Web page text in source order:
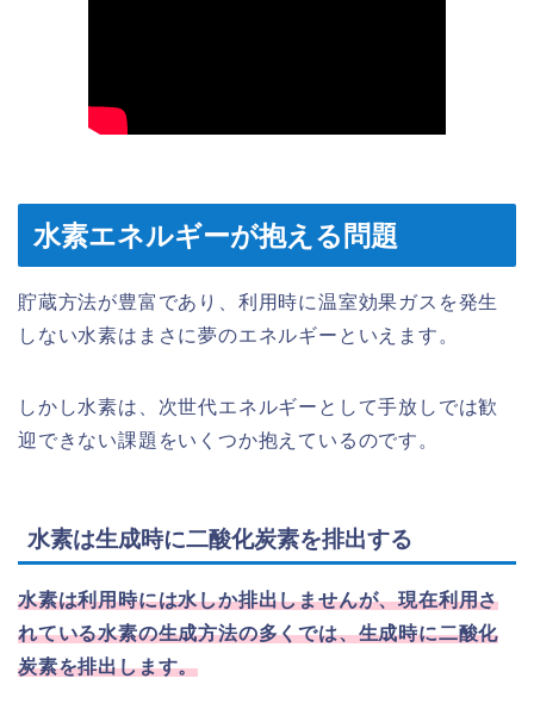
水素エネルギーが抱える問題
貯蔵方法が豊富であり、利用時に温室効果ガスを発生
しない水素はまさに夢のエネルギーといえます。
しかし水素は、次世代エネルギーとして手放しでは歓
迎できない課題をいくつか抱えているのです。
水素は生成時に二酸化炭素を排出する
水素は利用時には水しか排出しませんが、現在利用さ
れている水素の生成方法の多くでは、生成時に二酸化
炭素を排出します。